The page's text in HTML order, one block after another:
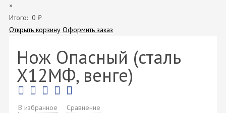
×
Итого: 0 ₽
Открыть корзину Оформить заказ
Нож Опасный (сталь
Х12МФ, венге)
В избранное Сравнение